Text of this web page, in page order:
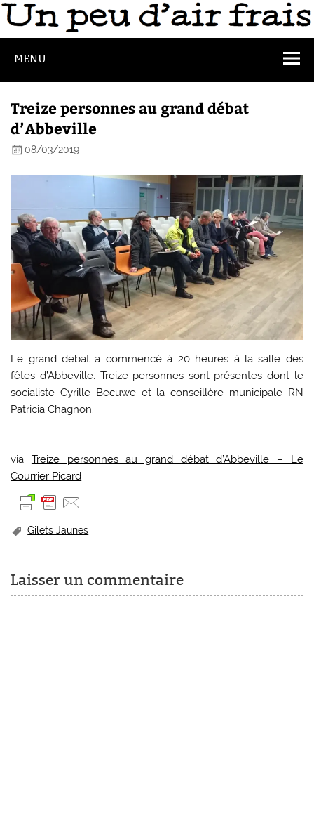
MENU
Treize personnes au grand débat
d’Abbeville
08/03/2019
Le grand débat a commencé à 20 heures à la salle des
fêtes d’Abbeville. Treize personnes sont présentes dont le
socialiste Cyrille Becuwe et la conseillère municipale RN
Patricia Chagnon.
via Treize personnes au grand débat d’Abbeville – Le
Courrier Picard
Gilets Jaunes
Laisser un commentaire